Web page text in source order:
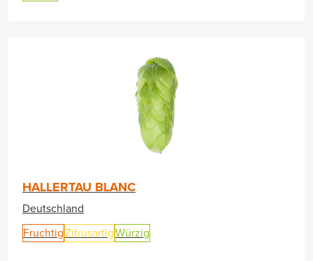
HALLERTAU BLANC
Deutschland
FruchtigZitrusartigWürzig